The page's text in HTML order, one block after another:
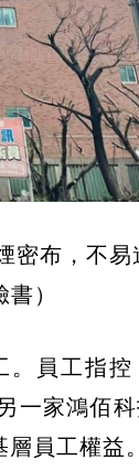
布，不易
）
員工指控
一家鴻佰
員工權益。